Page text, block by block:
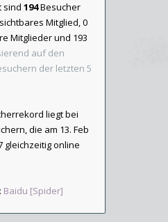
sind 194Besucher
Mitglied, 0
Mitglieder und 193
auf den
der letzten 5
liegt bei
die am 13. Feb
gleichzeitig online
Baidu [Spider]